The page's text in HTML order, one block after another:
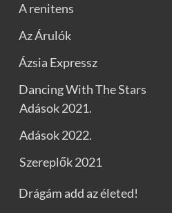
A renitens
Az Árulók
Ázsia Expressz
Dancing With The Stars
Adások 2021.
Adások 2022.
Szereplők 2021
Drágám add az életed!